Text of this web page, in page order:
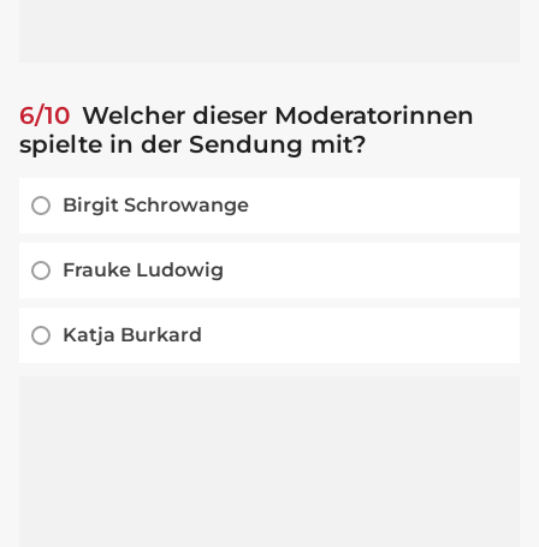
6/10 Welcher dieser Moderatorinnen
spielte in der Sendung mit?
Birgit Schrowange
Frauke Ludowig
Katja Burkard